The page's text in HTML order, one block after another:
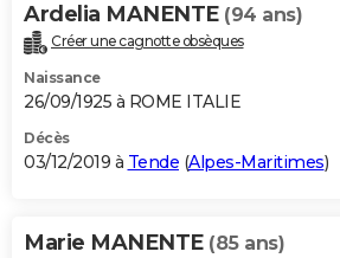
Ardelia MANENTE (94 ans)
Créer une cagnotte obsèques
Naissance
26/09/1925 à ROME ITALIE
Décès
03/12/2019 à Tende (Alpes-Maritimes)
Marie MANENTE (85 ans)